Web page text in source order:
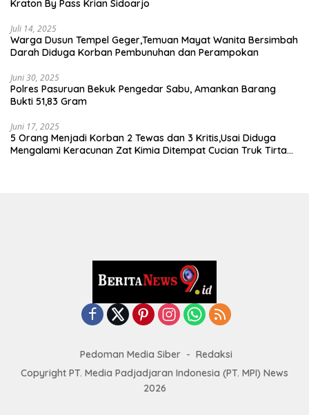
Kraton By Pass Krian Sidoarjo
Juli 14, 2025
Warga Dusun Tempel Geger,Temuan Mayat Wanita Bersimbah
Darah Diduga Korban Pembunuhan dan Perampokan
Juni 30, 2025
Polres Pasuruan Bekuk Pengedar Sabu, Amankan Barang
Bukti 51,83 Gram
Juni 17, 2025
5 Orang Menjadi Korban 2 Tewas dan 3 Kritis,Usai Diduga
Mengalami Keracunan Zat Kimia Ditempat Cucian Truk Tirta
Pedoman Media Siber
Redaksi
Copyright PT. Media Padjadjaran Indonesia (PT. MPI) News
2026